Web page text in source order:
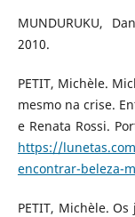
MUNDURUKU,
2010.
PETIT, Michèle.
mesmo na crise.
e Renata Rossi.
https://
encontrar-beleza-
PETIT, Michèle.